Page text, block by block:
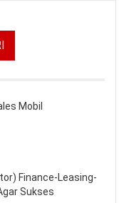
Mobil
Finance-Leasing-
Sukses